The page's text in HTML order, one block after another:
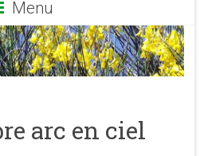
Menu
arc en ciel